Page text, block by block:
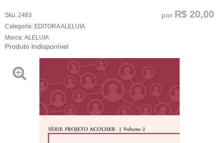
Sku: 2483
Categoria: EDITORA ALELUIA
Marca: ALELUIA
Produto Indisponível
por R$ 20,00